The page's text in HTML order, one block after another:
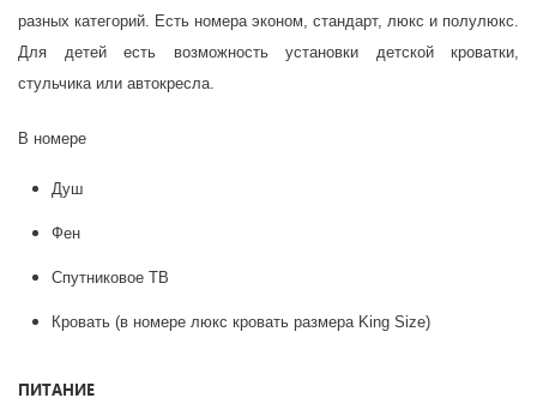
разных категорий. Есть номера эконом, стандарт, люкс и полулюкс.
Для детей есть возможность установки детской кроватки,
стульчика или автокресла.
В номере
Душ
Фен
Спутниковое ТВ
Кровать (в номере люкс кровать размера King Size)
ПИТАНИЕ